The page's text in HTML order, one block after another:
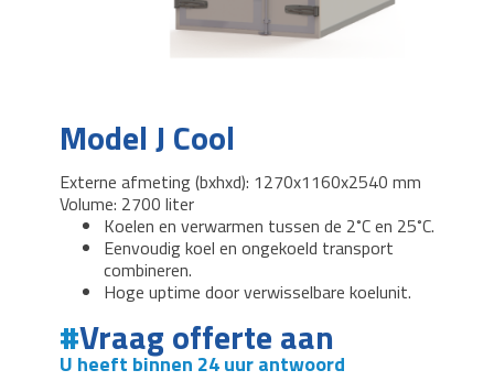
Model J Cool
Externe afmeting (bxhxd): 1270x1160x2540 mm
Volume: 2700 liter
Koelen en verwarmen tussen de 2˚C en 25˚C.
Eenvoudig koel en ongekoeld transport
combineren.
Hoge uptime door verwisselbare koelunit.
Vraag offerte aan
U heeft binnen 24 uur antwoord